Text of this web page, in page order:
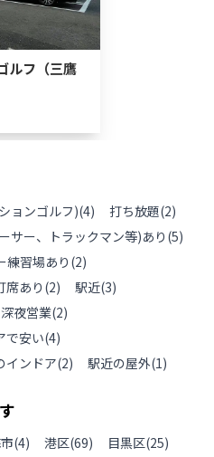
ルフ（三鷹
ョンゴルフ)(4) 打ち放題(2)
サー、トラックマン等)あり (5)
練習場あり(2)
席あり (2) 駅近(3)
深夜営業(2)
で安い(4)
インドア(2) 駅近の屋外(1)
(4) 港区(69) 目黒区(25)